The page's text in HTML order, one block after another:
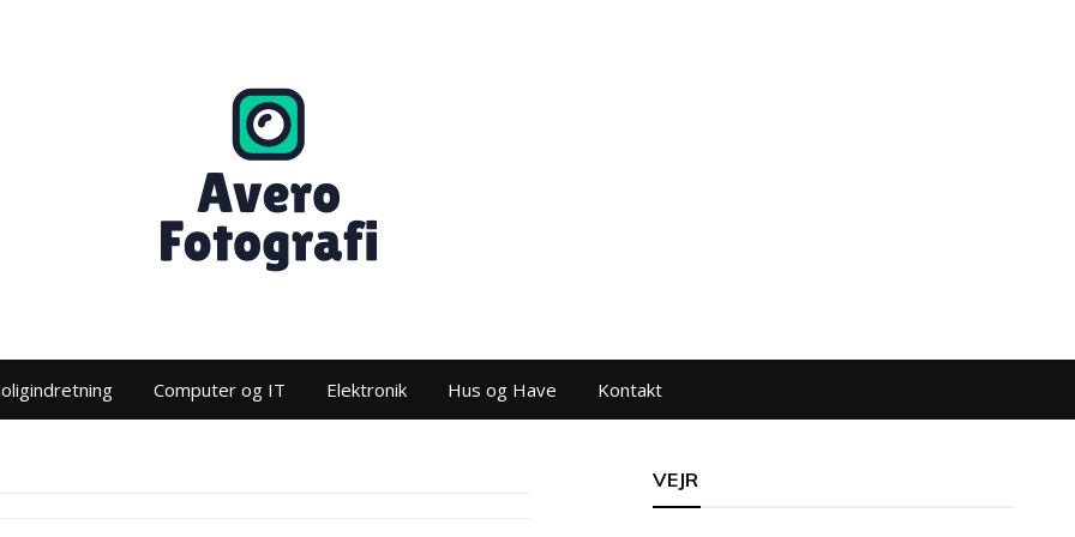
Computer og IT Elektronik Hus og Have Kontakt
VEJR